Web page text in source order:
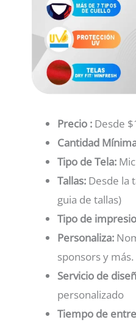
Precio :Desde
Cantidad
Tipo de Tela:
Tallas: Desde la
guia de tallas)
Tipo de
Personaliza:
sponsors y más.
Servicio de
personalizado
Tiempo de